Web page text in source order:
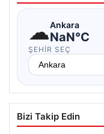
☁Ankara
NaN°C
ŞEHIR SEÇ
Bizi Takip Edin